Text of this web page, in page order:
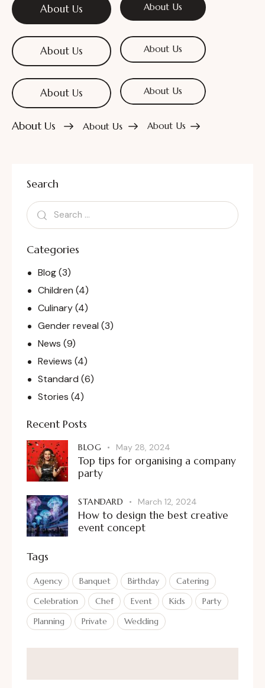
About Us About Us
About Us About Us
About Us About Us
About Us About Us About Us
Search
Categories
Blog(3)
Children (4)
Culinary(4)
Gender reveal (3)
News (9)
Reviews (4)
Standard (6)
Stories (4)
Recent Posts
BLOG May 28, 2024
Top tips for organising a company
party
STANDARD March 12, 2024
How to design the best creative
event concept
Tags
Agency Banquet Birthday
Catering
Celebration
Chef Event Kids
Party
Planning
Private Wedding